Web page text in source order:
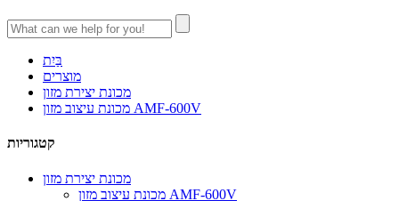
בַּיִת
מוצרים
מכונת יצירת מזון
מכונת עיצוב מזון AMF-600V
קטגוריות
מכונת יצירת מזון
מכונת עיצוב מזון AMF-600V